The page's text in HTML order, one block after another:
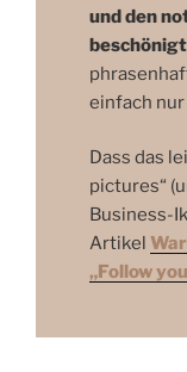
und den
beschönigt
einfach nur
Dass das
pictures“
Business-
Artikel
„Follow